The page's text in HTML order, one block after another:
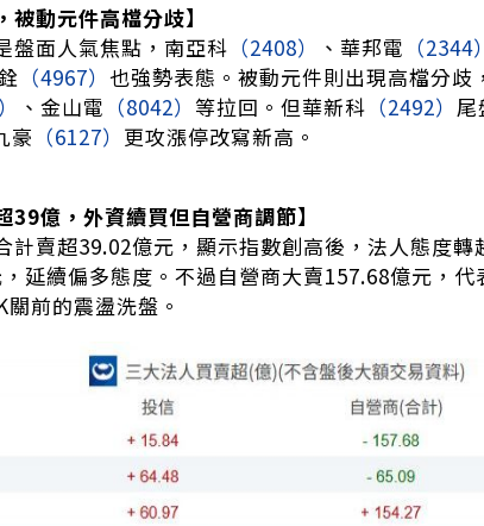
動元件高檔分歧】
盤面人氣焦點，南亞科 （2408） 、華邦電 （2344）
（4967） 也強勢表態。被動元件則出現高檔分歧
、金山電 （8042） 等拉回。但華新科 （2492）
豪 （6127） 更攻漲停改寫新高。
39億，外資續買但自營商調節】
計賣超39.02億元，顯示指數創高後，法人態度
延續偏多態度。不過自營商大賣157.68億元，
前的震盪洗盤。